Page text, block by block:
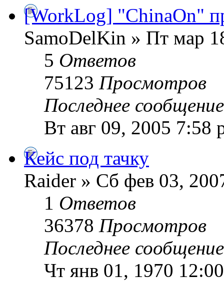
[WorkLog] "ChinaOn"
SamoDelKin » Пт мар
5 Ответов
75123 Просмотров
Последнее
Вт авг 09, 2005 7:58
Кейс под тачку
Raider » Сб фев 03,
1 Ответов
36378 Просмотров
Последнее
Чт янв 01, 1970